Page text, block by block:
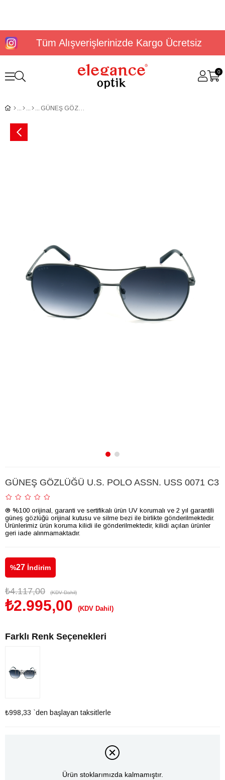
Tüm Alışverişlerinizde Kargo Ücretsiz
0
GÜNEŞ GÖZLÜĞÜ U.S. POLO ASSN. USS 0071 C3
GÜNEŞ GÖZLÜĞÜ U.S. POLO ASSN. USS 0071 C3
® %100 orijinal, garanti ve sertifikalı ürün UV korumalı ve 2 yıl garantili
güneş gözlüğü orijinal kutusu ve silme bezi ile birlikte gönderilmektedir.
Ürünlerimiz ürün koruma kilidi ile gönderilmektedir, kilidi açılan ürünler
geri iade alınmamaktadır.
%27 İndirim
₺4.117,00 (KDV Dahil)
₺2.995,00 (KDV Dahil)
Farklı Renk Seçenekleri
Tükendi
₺998,33 `den başlayan taksitlerle
Ürün stoklarımızda kalmamıştır.